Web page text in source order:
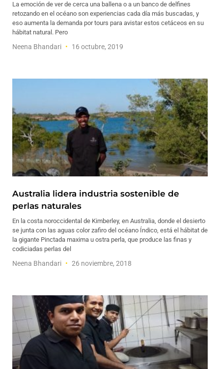
La emoción de ver de cerca una ballena o a un banco de delfines
retozando en el océano son experiencias cada día más buscadas, y
eso aumenta la demanda por tours para avistar estos cetáceos en su
hábitat natural. Pero
Neena Bhandari 16 octubre, 2019
Australia lidera industria sostenible de
perlas naturales
En la costa noroccidental de Kimberley, en Australia, donde el desierto
se junta con las aguas color zafiro del océano Índico, está el hábitat de
la gigante Pinctada maxima u ostra perla, que produce las finas y
codiciadas perlas del
Neena Bhandari 26 noviembre, 2018